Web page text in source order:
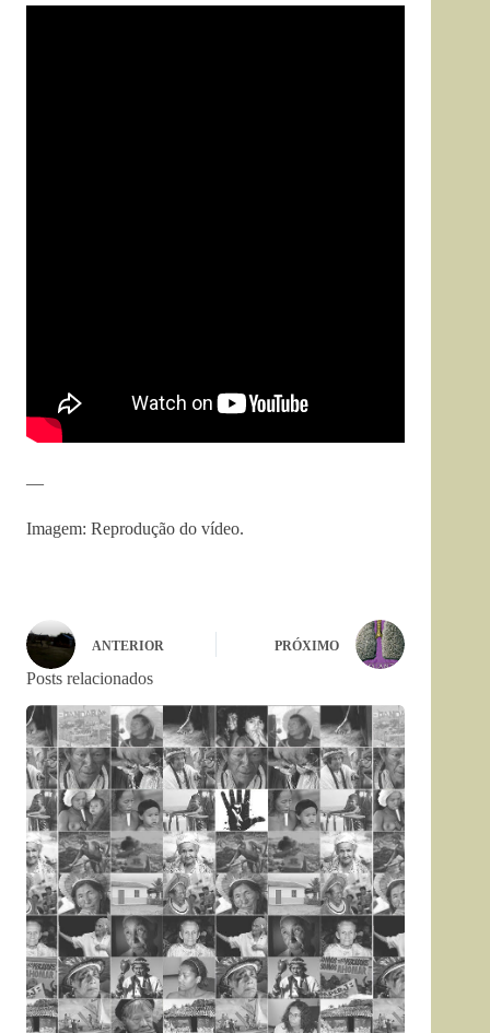
—
Imagem: Reprodução do vídeo.
ANTERIOR PRÓXIMO
Posts relacionados